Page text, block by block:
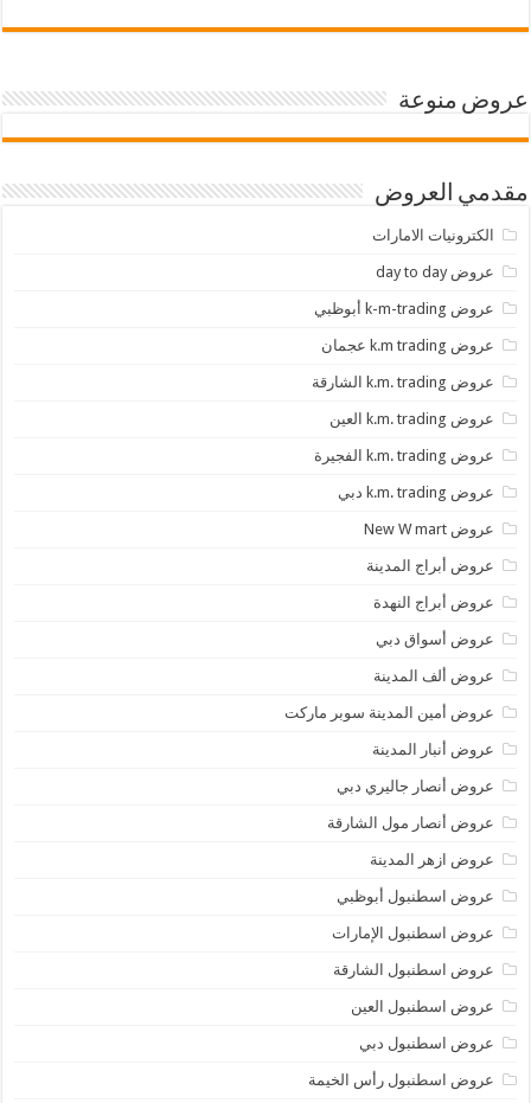
عروض منوعة
مقدمي العروض
الكترونيات الامارات
عروض day to day
عروض k-m-trading أبوظبي
عروض k.m trading عجمان
عروض k.m. trading الشارقة
عروض k.m. trading العين
عروض k.m. trading الفجيرة
عروض k.m. trading دبي
عروض New W mart
عروض أبراج المدينة
عروض أبراج النهدة
عروض أسواق دبي
عروض ألف المدينة
عروض أمين المدينة سوبر ماركت
عروض أنبار المدينة
عروض أنصار جاليري دبي
عروض أنصار مول الشارقة
عروض ازهر المدينة
عروض اسطنبول أبوظبي
عروض اسطنبول الإمارات
عروض اسطنبول الشارقة
عروض اسطنبول العين
عروض اسطنبول دبي
عروض اسطنبول رأس الخيمة